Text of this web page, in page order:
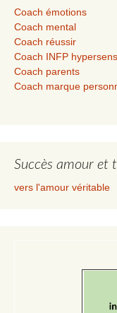
Coach émotions
Coach mental
Coach réussir
Coach INFP
Coach parents
Coach marque
Succès amour et
vers l'amour véritable